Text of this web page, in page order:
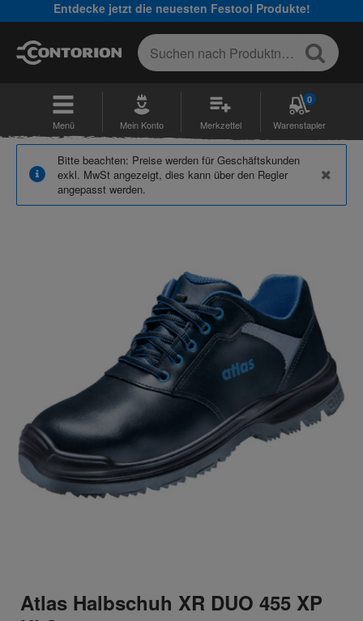
Entdecke jetzt die neuesten Festool Produkte!
Menü Mein Konto Merkzettel
0
Warenstapler
Bitte beachten: Preise werden für Geschäftskunden
exkl. MwSt angezeigt, dies kann über den Regler
angepasst werden.Die Atlas XR Serie
Atlas Halbschuh XR DUO 455 XP